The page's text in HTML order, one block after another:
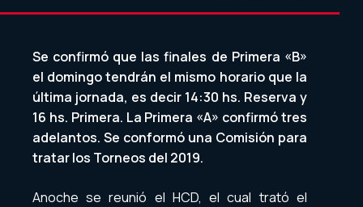
Se confirmó que las finales de Primera «B»
el domingo tendrán el mismo horario que la
última jornada, es decir 14:30 hs. Reserva y
16 hs. Primera. La Primera «A» confirmó tres
adelantos. Se conformó una Comisión para
tratar los Torneos del 2019.
Anoche se reunió el HCD, el cual trató el